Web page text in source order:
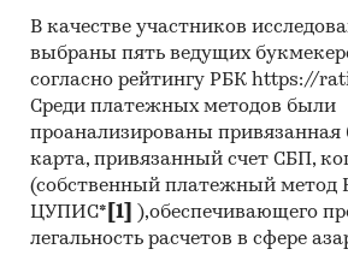
осуществляющим продажу
вне зависимости от их
деятельности. Наименование
позиций приводится в
Общероссийским
по видам экономической
034-2014 (КПЕС 2008).
В качестве участников
выбраны пять ведущих
согласно рейтингу РБК https://
Среди платежных методов были
проанализированы привязанная
карта, привязанный счет СБП,
(собственный платежный
ЦУПИС* [1]
),обеспечивающего
легальность расчетов в сфере